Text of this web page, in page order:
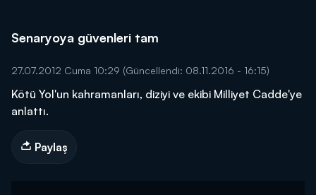
Senaryoya güvenleri tam
27.07.2012 Cuma 10:29 (Güncellendi: 08.11.2016 - 16:15)
Kötü Yol'un kahramanları, diziyi ve ekibi Milliyet Cadde'ye
anlattı.
Paylaş